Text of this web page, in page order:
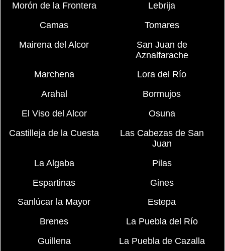
Morón de la Frontera
Lebrija
Camas
Tomares
Mairena del Alcor
San Juan de
Aznalfarache
Marchena
Lora del Río
Arahal
Bormujos
El Viso del Alcor
Osuna
Castilleja de la Cuesta
Las Cabezas de San
Juan
La Algaba
Pilas
Espartinas
Gines
Sanlúcar la Mayor
Estepa
Brenes
La Puebla del Río
Guillena
La Puebla de Cazalla